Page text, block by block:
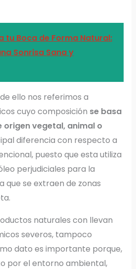
tu Boca de Forma Natural:
Sonrisa Sana y
ello nos referimos a
cuyo composición se basa
origen vegetal, animal o
diferencia con respecto a
puesto que esta utiliza
perjudiciales para la
que se extraen de zonas
naturales con llevan
severos, tampoco
dato es importante porque,
por el entorno ambiental,